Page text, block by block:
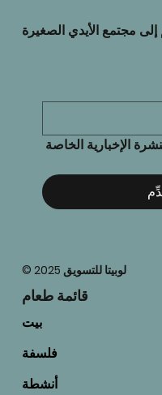
مجتمع الأيدي الصغيرة
قائمة طعام
بيت
فلسفة
أنشطة
© 2025 لوبيتا للتسويق